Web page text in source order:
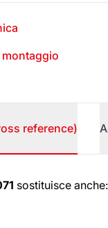
reference)
(Cross
sostituisce anche: